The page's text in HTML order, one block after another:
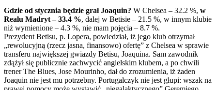
Gdzie od stycznia będzie grał Joaquin? W Chelsea – 32.2 %, w
Realu Madryt – 33.4 %, dalej w Betisie – 21.5 %, w innym klubie
niż wymienione – 4.3 %, nie mam pojęcia – 8.7 %.
Prezydent Betisu, p. Lopera, powiedział, iż jego klub otrzymał
„rewolucyjną (rzecz jasna, finansowo) ofertę” z Chelsea w sprawie
transferu największej gwiazdy Betisu, Joaquina. Sam zawodnik
zdążył się publicznie zachwycić angielskim klubem, a po chwili
trener The Blues, Jose Mourinho, dał do zrozumienia, iż żaden
Joaquin nie jest mu potrzebny. Portugalczyk nie jest głupi: wszak na